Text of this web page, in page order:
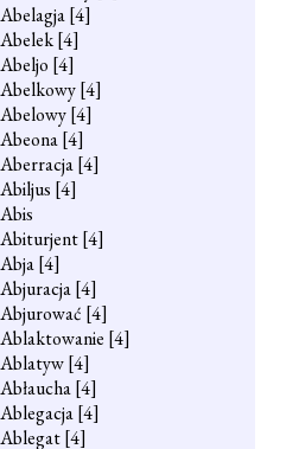
Abelagja[4]
Abelek[4]
Abeljo [4]
Abelkowy[4]
Abelowy[4]
Abeona[4]
Aberracja[4]
Abiljus [4]
Abis
Abiturjent[4]
Abja[4]
Abjuracja[4]
Abjurować [4]
Ablaktowanie [4]
Ablatyw[4]
Abłaucha[4]
Ablegacja[4]
Ablegat[4]